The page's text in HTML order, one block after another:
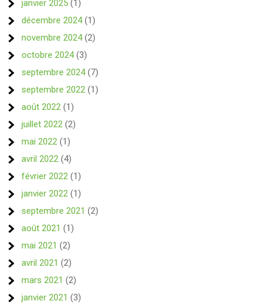
janvier 2025 (1)
décembre 2024(1)
novembre 2024(2)
octobre 2024(3)
septembre 2024(7)
septembre 2022 (1)
août 2022 (1)
juillet 2022 (2)
mai 2022 (1)
avril 2022 (4)
février 2022 (1)
janvier 2022 (1)
septembre 2021 (2)
août 2021 (1)
mai 2021 (2)
avril 2021 (2)
mars 2021 (2)
janvier 2021 (3)